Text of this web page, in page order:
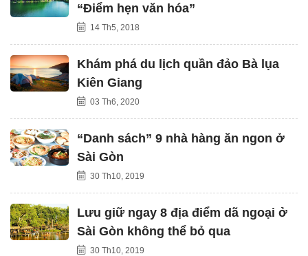
“Điểm hẹn văn hóa”
14 Th5, 2018
Khám phá du lịch quần đảo Bà lụa
Kiên Giang
03 Th6, 2020
“Danh sách” 9 nhà hàng ăn ngon ở
Sài Gòn
30 Th10, 2019
Lưu giữ ngay 8 địa điểm dã ngoại ở
Sài Gòn không thể bỏ qua
30 Th10, 2019